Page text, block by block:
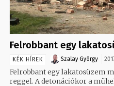
Felrobbant egy
KÉK HÍREK Szalay György
Felrobbant egy lakatosüzem
reggel. A detonációkor a